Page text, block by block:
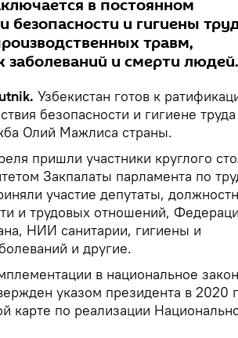
в постоянном
безопасности и гигиены
травм,
и смерти людей.
Узбекистан готов к
безопасности и гигиене
Олий Мажлиса страны.
пришли участники круглого
Закпалаты парламента по
участие депутаты,
и трудовых отношений,
НИИ санитарии, гигиены и
и другие.
в национальное
указом президента в 2020
карте по реализации